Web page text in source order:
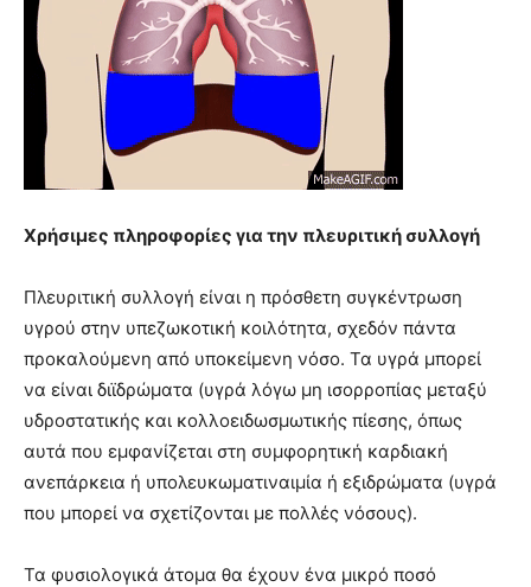
Χρήσιμες πληροφορίες για την πλευριτική συλλογή
Πλευριτική συλλογή είναι η πρόσθετη συγκέντρωση
υγρού στην υπεζωκοτική κοιλότητα, σχεδόν πάντα
προκαλούμενη από υποκείμενη νόσο. Τα υγρά μπορεί
να είναι διϊδρώματα (υγρά λόγω μη ισορροπίας μεταξύ
υδροστατικής και κολλοειδωσμωτικής πίεσης, όπως
αυτά που εμφανίζεται στη συμφορητική καρδιακή
ανεπάρκεια ή υπολευκωματιναιμία ή εξιδρώματα (υγρά
που μπορεί να σχετίζονται με πολλές νόσους).
Τα φυσιολογικά άτομα θα έχουν ένα μικρό ποσό